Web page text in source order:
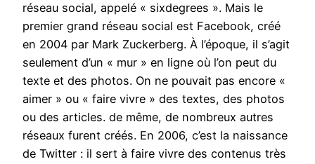
réseau social, appelé « sixdegrees ». Mais le
premier grand réseau social est Facebook, créé
en 2004 par Mark Zuckerberg. À l’époque, il s’agit
seulement d’un « mur » en ligne où l’on peut du
texte et des photos. On ne pouvait pas encore «
aimer » ou « faire vivre » des textes, des photos
ou des articles. de même, de nombreux autres
réseaux furent créés. En 2006, c’est la naissance
de Twitter : il sert à faire vivre des contenus très